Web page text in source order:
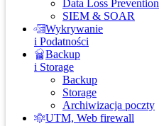
Data Loss Prevention
SIEM & SOAR
Wykrywanie
i Podatności
Backup
i Storage
Backup
Storage
Archiwizacja poczty
UTM, Web firewall